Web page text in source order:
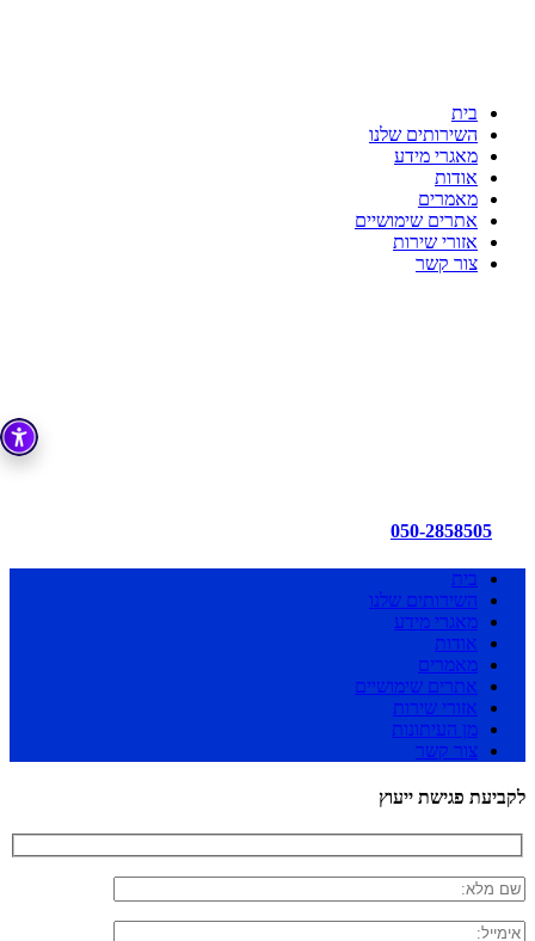
בית
השירותים שלנו
מאגרי מידע
אודות
מאמרים
אתרים שימושיים
אזורי שירות
צור קשר
050-2858505
בית
השירותים שלנו
מאגרי מידע
אודות
מאמרים
אתרים שימושיים
אזורי שירות
מן העיתונות
צור קשר
לקביעת פגישת ייעוץ